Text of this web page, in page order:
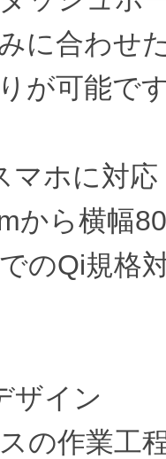
に合わせ
が可能で
マホに対応
から横幅
のQi規格
ザイン
の作業工